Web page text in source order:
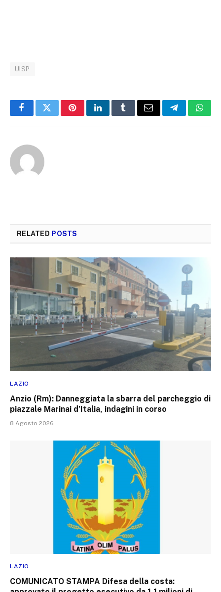
UISP
FacebookTwitterPinterestLinkedInTumblrEmail Telegram
RELATED POSTS
LAZIO
Anzio (Rm): Danneggiata la sbarra del parcheggio di
piazzale Marinai d’Italia, indagini in corso
8 Agosto 2026
LAZIO
COMUNICATO STAMPA Difesa della costa: